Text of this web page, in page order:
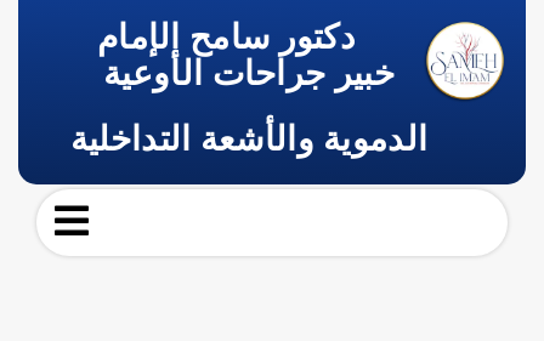
دكتور سامح الإمام
خبير جراحات الأوعية
الدموية والأشعة التداخلية